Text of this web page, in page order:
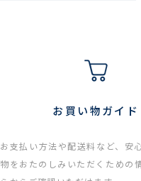
お買い物ガイド
お支払い方法や配送料など、安
物をおたのしみいただくための